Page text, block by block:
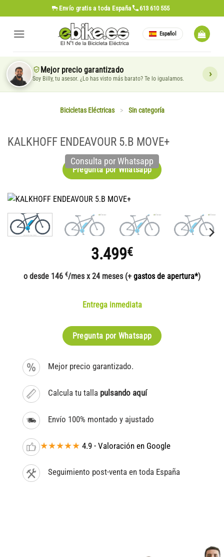
al
contenido
Envío gratis a toda España 613 610 555
Español
Mejor precio garantizado
Soy Billy, tu asesor. ¿Lo has visto más barato? Te lo igualamos.
Bicicletas Eléctricas > Sin categoría
KALKHOFF ENDEAVOUR 5.B MOVE+
Pregunta por Whatsapp
Consulta por Whatsapp
3.499€
o desde 146 €/mes x 24 meses (+ gastos de apertura*)
Entrega inmediata
Pregunta por Whatsapp
Mejor precio garantizado.
Calcula tu talla pulsando aquí
Envío 100% montado y ajustado
★★★★★ 4.9 - Valoración en Google
Seguimiento post-venta en toda España